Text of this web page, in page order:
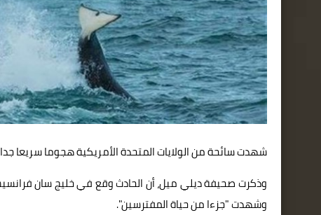
شهدت سائحة من الولايات المتحدة الأمريكية هجوما سريعا
وذكرت صحيفة ديلي ميل، أن الحادث وقع في خليج سان
وشهدت "جزءا من حياة المفترسين".